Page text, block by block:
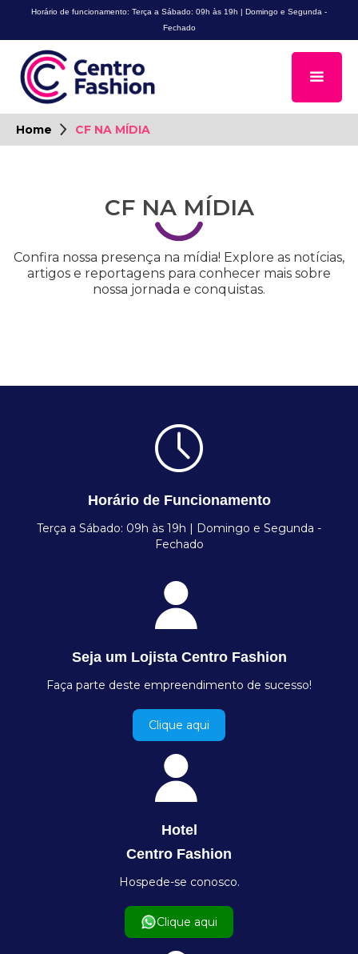
Horário de funcionamento: Terça a Sábado: 09h às 19h | Domingo e Segunda -
Fechado
Home CF NA MÍDIA
CF NA MÍDIA
Confira nossa presença na mídia! Explore as notícias,
artigos e reportagens para conhecer mais sobre
nossa jornada e conquistas.
Horário de Funcionamento
Terça a Sábado: 09h às 19h | Domingo e Segunda -
Fechado
Seja um Lojista Centro Fashion
Faça parte deste empreendimento de sucesso!
Clique aqui
Hotel
Centro Fashion
Hospede-se conosco.
Clique aqui